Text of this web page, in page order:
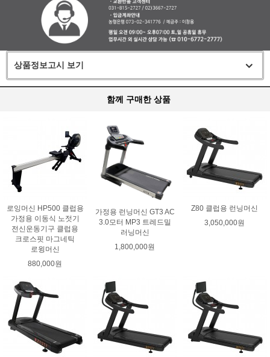
상품정보고시 보기
함께 구매한 상품
로잉머신 HP500 클럽용
가정용 이동식 노젓기
전신운동기구 클럽용
크로스핏 마그네틱
로윙머신
880,000원
가정용 런닝머신 GT3 AC
3.0모터 MP3 트레드밀
러닝머신
1,800,000원
Z80 클럽용 런닝머신
3,050,000원